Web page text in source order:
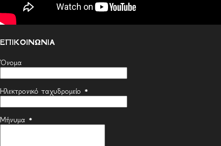
ΕΠΙΚΟΙΝΩΝΙΑ
Όνομα
Ηλεκτρονικό ταχυδρομείο *
Μήνυμα *